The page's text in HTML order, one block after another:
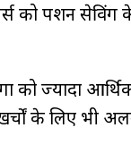
को पेंशन सेविंग
को ज्यादा
खर्चों के लिए भी